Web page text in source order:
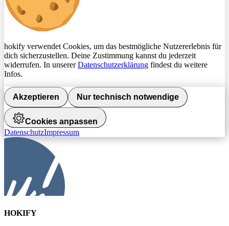
hokify verwendet Cookies, um das bestmögliche Nutzererlebnis für
dich sicherzustellen. Deine Zustimmung kannst du jederzeit
widerrufen. In unsererDatenschutzerklärung findest du weitere
Infos.
Akzeptieren Nur technisch notwendige
Cookies anpassen
DatenschutzImpressum
HOKIFY